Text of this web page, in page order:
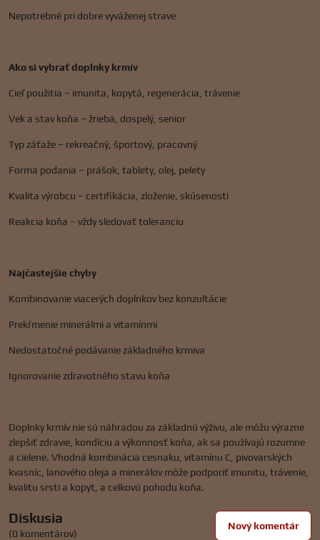
Nepotrebné pri dobre vyváženej strave
Ako si vybrať doplnky krmív
Cieľ použitia – imunita, kopytá, regenerácia, trávenie
Vek a stav koňa – žriebä, dospelý, senior
Typ záťaže – rekreačný, športový, pracovný
Forma podania – prášok, tablety, olej, pelety
Kvalita výrobcu – certifikácia, zloženie, skúsenosti
Reakcia koňa – vždy sledovať toleranciu
Najčastejšie chyby
Kombinovanie viacerých doplnkov bez konzultácie
Prekŕmenie minerálmi a vitamínmi
Nedostatočné podávanie základného krmiva
Ignorovanie zdravotného stavu koňa
Doplnky krmív nie sú náhradou za základnú výživu, ale môžu výrazne
zlepšiť zdravie, kondíciu a výkonnosť koňa, ak sa používajú rozumne
a cielene. Vhodná kombinácia cesnaku, vitamínu C, pivovarských
kvasníc, lanového oleja a minerálov môže podporiť imunitu, trávenie,
kvalitu srsti a kopyt, a celkovú pohodu koňa.
Diskusia
(0 komentárov)
Nový komentár